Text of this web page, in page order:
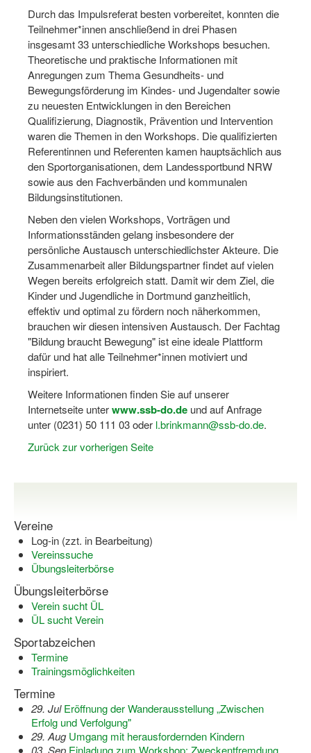
Koronarsport
Seniorensport
Wassergymnastik / Aqua-Step
Reha-Sportangebote in NRW suchen
Sportjugend
Wir über uns "Leitbild"
Vorstand Sportjugend
Vereinsentwicklung – Zeig dein Profil
Ferienfreizeiten
Sporthelferforum
Kinder- und Jugendqualifizierung
Kinderschutz im Sport
Durch das Impulsreferat besten vorbereitet, konnten die
Teilnehmer*innen anschließend in drei Phasen
insgesamt 33 unterschiedliche Workshops besuchen.
Theoretische und praktische Informationen mit
Anregungen zum Thema Gesundheits- und
Bewegungsförderung im Kindes- und Jugendalter sowie
zu neuesten Entwicklungen in den Bereichen
Qualifizierung, Diagnostik, Prävention und Intervention
waren die Themen in den Workshops. Die qualifizierten
Referentinnen und Referenten kamen hauptsächlich aus
den Sportorganisationen, dem Landessportbund NRW
sowie aus den Fachverbänden und kommunalen
Bildungsinstitutionen.
Neben den vielen Workshops, Vorträgen und
Informationsständen gelang insbesondere der
persönliche Austausch unterschiedlichster Akteure. Die
Zusammenarbeit aller Bildungspartner findet auf vielen
Wegen bereits erfolgreich statt. Damit wir dem Ziel, die
Kinder und Jugendliche in Dortmund ganzheitlich,
effektiv und optimal zu fördern noch näherkommen,
brauchen wir diesen intensiven Austausch. Der Fachtag
"Bildung braucht Bewegung" ist eine ideale Plattform
dafür und hat alle Teilnehmer*innen motiviert und
inspiriert.
Weitere Informationen finden Sie auf unserer
Internetseite unterwww.ssb-do.de und auf Anfrage
unter (0231) 50 111 03 oder l.brinkmann@ssb-do.de.
Zurück zur vorherigen Seite
Vereine
Log-in (zzt. in Bearbeitung)
Vereinssuche
Übungsleiterbörse
Übungsleiterbörse
Verein sucht ÜL
ÜL sucht Verein
Sportabzeichen
Termine
Trainingsmöglichkeiten
Termine
29. Jul Eröffnung der Wanderausstellung „Zwischen
Erfolg und Verfolgung"
29. Aug Umgang mit herausfordernden Kindern